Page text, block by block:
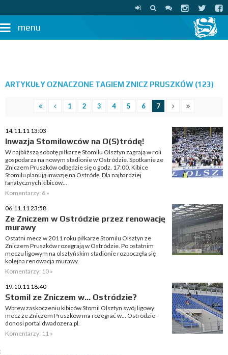
menu
ARTYKUŁY OZNACZONE TAGIEM ZNICZ PRUSZKÓW (123)
1 2 3 4 5 6 7
14.11.11 13:03
Inwazja Stomilowców na O(S)tródę!
W najbliższą sobotę piłkarze Stomilu Olsztyn zagrają w roli
gospodarza na nowym stadionie w Ostródzie. Spotkanie ze
Zniczem Pruszków odbędzie się o godz. 17:00. Kibice
Stomilu planują inwazję na Ostródę. Dla najbardziej
fanatycznych kibiców...
Komentarzy: 6 »
06.11.11 23:58
Ze Zniczem w Ostródzie przez renowację
murawy
Ostatni mecz w 2011 roku piłkarze Stomilu Olsztyn ze
Zniczem Pruszków rozegrają w Ostródzie. Po ostatnim
meczu ligowym na olsztyńskim stadionie rozpoczęła się
kolejna renowacja murawy.
Komentarzy: 10 »
19.10.11 18:40
Stomil ze Zniczem w... Ostródzie?
Wbrew zaskoczeniu kibiców Stomil Olsztyn swój ligowy
mecz ze Zniczem Pruszków ma rozegrać w... Ostródzie -
donosi portal dwadozera.pl.
Komentarzy: 11 »